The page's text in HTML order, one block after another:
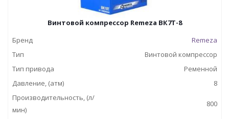
Винтовой компрессор Remeza ВК7Т-8
Бренд
Remeza
Тип
Винтовой компрессор
Тип привода
Ременной
Давление, (атм)
8
Производительность, (л/
мин)
800